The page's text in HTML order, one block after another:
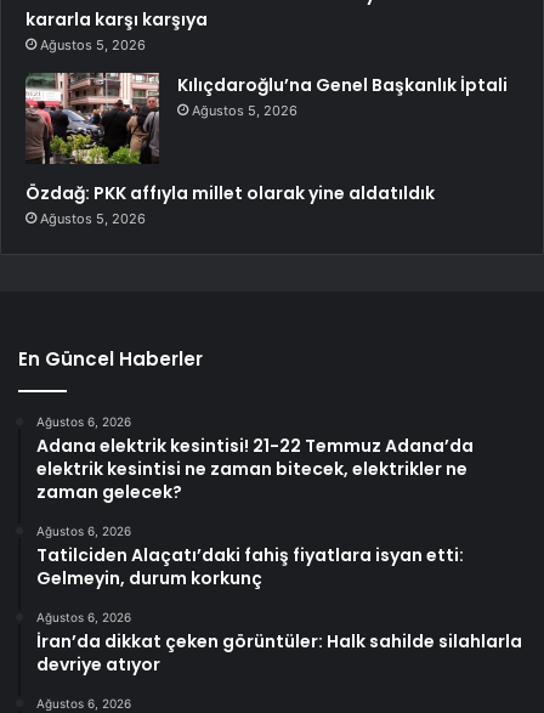
kararla karşı karşıya
Ağustos 5, 2026
Kılıçdaroğlu’na Genel Başkanlık İptali
Ağustos 5, 2026
Özdağ: PKK affıyla millet olarak yine aldatıldık
Ağustos 5, 2026
En Güncel Haberler
Ağustos 6, 2026
Adana elektrik kesintisi! 21-22 Temmuz Adana’da
elektrik kesintisi ne zaman bitecek, elektrikler ne
zaman gelecek?
Ağustos 6, 2026
Tatilciden Alaçatı’daki fahiş fiyatlara isyan etti:
Gelmeyin, durum korkunç
Ağustos 6, 2026
İran’da dikkat çeken görüntüler: Halk sahilde silahlarla
devriye atıyor
Ağustos 6, 2026